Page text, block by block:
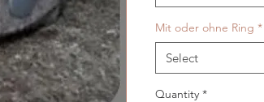
Mit oder ohne Ring *
Select
Quantity *